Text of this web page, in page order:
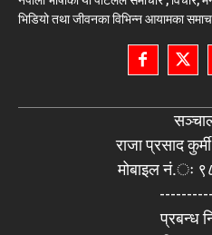
भिडियो तथा जीवनका विभिन्न आयामका
राजा प्रसाद
मोबाइल नं.ः
प्रबन्ध